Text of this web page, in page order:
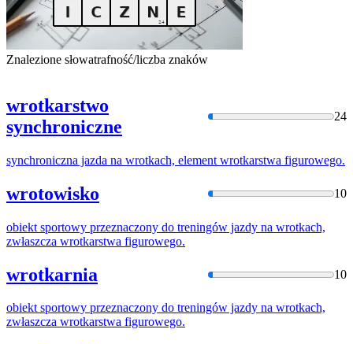
Znalezione słowatrafność/liczba znaków
wrotkarstwo
synchroniczne
24
synchroniczna jazda na wrotkach, element wrotkarstwa figurowego.
wrotowisko 10
obiekt sportowy przeznaczony do treningów jazdy na wrotkach,
zwłaszcza wrotkarstwa figurowego.
wrotkarnia 10
obiekt sportowy przeznaczony do treningów jazdy na wrotkach,
zwłaszcza wrotkarstwa figurowego.